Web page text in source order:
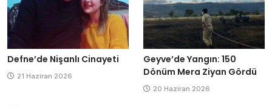
Defne’de Nişanlı Cinayeti
21 Haziran 2026
Geyve’de Yangın: 150
Dönüm Mera Ziyan Gördü
20 Haziran 2026